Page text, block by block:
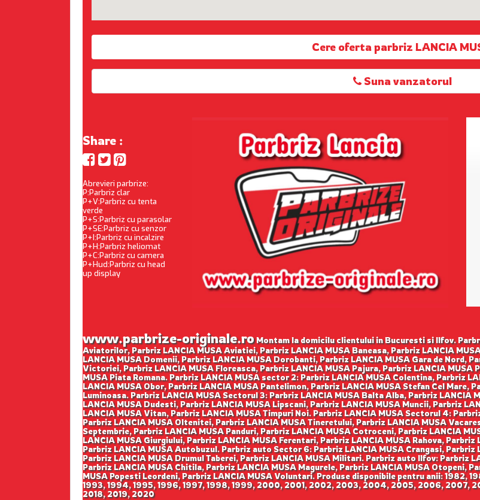
Cere oferta parbriz LANCIA
Suna vanzatorul
Share :
Abrevieri parbrize:
P:Parbriz clar
P+V:Parbriz cu tenta
verde
P+S:Parbriz cu parasolar
P+SE:Parbriz cu senzor
P+I:Parbriz cu incalzire
P+H:Parbriz heliomat
P+C:Parbriz cu camera
P+Hud:Parbriz cu head
up display
www.parbrize-originale.roMontam la domicilu clientului in Bucuresti si Ilfov.
Aviatorilor, Parbriz LANCIA MUSA Aviatiei, Parbriz LANCIA MUSA Baneasa, Parbriz LANCIA
LANCIA MUSA Domenii, Parbriz LANCIA MUSA Dorobanti, Parbriz LANCIA MUSA Gara de Nord,
Victoriei, Parbriz LANCIA MUSA Floreasca, Parbriz LANCIA MUSA Pajura, Parbriz LANCIA MUSA
MUSA Piata Romana. Parbriz LANCIA MUSA sector 2: Parbriz LANCIA MUSA Colentina, Parbriz
LANCIA MUSA Obor, Parbriz LANCIA MUSA Pantelimon, Parbriz LANCIA MUSA Stefan Cel Mare,
Luminoasa. Parbriz LANCIA MUSA Sectorul 3: Parbriz LANCIA MUSA Balta Alba, Parbriz
LANCIA MUSA Dudesti, Parbriz LANCIA MUSA Lipscani, Parbriz LANCIA MUSA Muncii, Parbriz
LANCIA MUSA Vitan, Parbriz LANCIA MUSA Timpuri Noi. Parbriz LANCIA MUSA Sectorul 4:
Parbriz LANCIA MUSA Oltenitei, Parbriz LANCIA MUSA Tineretului, Parbriz LANCIA MUSA
Septembrie, Parbriz LANCIA MUSA Panduri, Parbriz LANCIA MUSA Cotroceni, Parbriz LANCIA
LANCIA MUSA Giurgiului, Parbriz LANCIA MUSA Ferentari, Parbriz LANCIA MUSA Rahova,
Parbriz LANCIA MUSA Autobuzul. Parbriz auto Sector 6: Parbriz LANCIA MUSA Crangasi, Parbriz
Parbriz LANCIA MUSA Drumul Taberei, Parbriz LANCIA MUSA Militari. Parbriz auto Ilfov: Parbriz
Parbriz LANCIA MUSA Chitila, Parbriz LANCIA MUSA Magurele, Parbriz LANCIA MUSA Otopeni,
MUSA Popesti Leordeni, Parbriz LANCIA MUSA Voluntari. Produse disponibile pentru anii: 1982,
1993, 1994, 1995, 1996, 1997, 1998, 1999, 2000, 2001, 2002, 2003, 2004, 2005, 2006, 2007,
2018, 2019, 2020